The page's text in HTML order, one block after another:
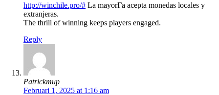
http://winchile.pro/# La mayorГ­a acepta monedas locales y
extranjeras.
The thrill of winning keeps players engaged.
Reply
Patrickmup
Februari 1, 2025 at 1:16 am